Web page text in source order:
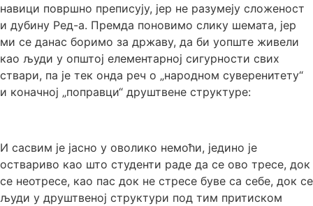
навици површно преписују, јер не разумеју сложеност
и дубину Ред-а. Премда поновимо слику шемата, јер
ми се данас боримо за државу, да би уопште живели
као људи у општој елементарној сигурности свих
ствари, па је тек онда реч о „народном суверенитету“
и коначној „поправци“ друштвене структуре:
И сасвим је јасно у оволико немоћи, једино је
оствариво као што студенти раде да се ово тресе, док
се неотресе, као пас док не стресе буве са себе, док се
људи у друштвеној структури под тим притиском